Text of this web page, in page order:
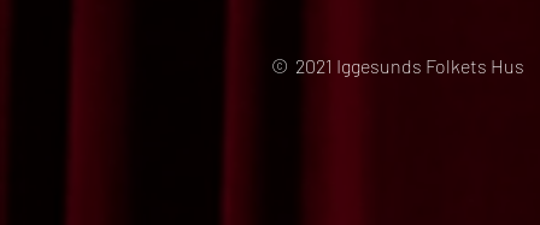
© 2021 Iggesunds Folkets